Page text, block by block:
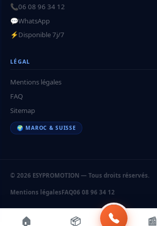
🏠 📦 📰
📞06 08 96 34 12
💬WhatsApp
⚡Disponible 7j/7
LÉGAL
Mentions légales
FAQ
Sitemap
🌍 MAROC & SUISSE
© 2026 ESYPROMOTION — Tous droits réservés.
Mentions légalesFAQ06 08 96 34 12